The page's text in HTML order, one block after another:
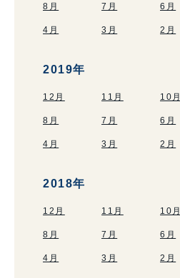
8月 7月 6月
4月 3月 2月
2019年
12月 11月 10月
8月 7月 6月
4月 3月 2月
2018年
12月 11月 10月
8月 7月 6月
4月 3月 2月